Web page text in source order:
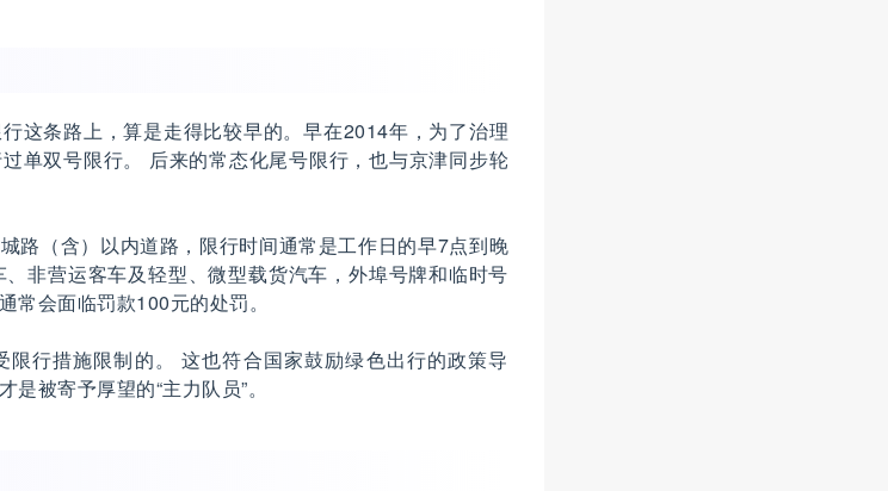
这条路上，算是走得比较早的。早在2014年，为了治理
单双号限行。 后来的常态化尾号限行，也与京津同步轮
路（含）以内道路，限行时间通常是工作日的早7点到晚
非营运客车及轻型、微型载货汽车，外埠号牌和临时号
常会面临罚款100元的处罚。
行措施限制的。 这也符合国家鼓励绿色出行的政策导
被寄予厚望的“主力队员”。